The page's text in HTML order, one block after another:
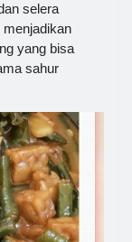
selera
menjadikan
yang bisa
sahur